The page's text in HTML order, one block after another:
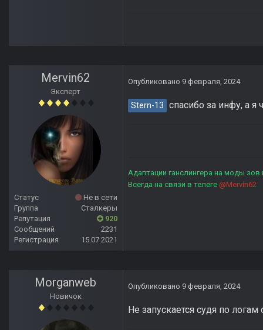
Mervin62
Эксперт
Статус
Не в сети
Группа
Сталкеры
Репутация
920
Сообщений
2231
Регистрация
15.07.2021
Опубликовано 9 февраля, 2024
Stern-13 спасибо за инфу, а я
Адаптации ганслингера на моды зов
Всегда на связи в телеге @Mervin62
Morganweb
Новичок
Опубликовано 9 февраля, 2024
Не запускается судя по